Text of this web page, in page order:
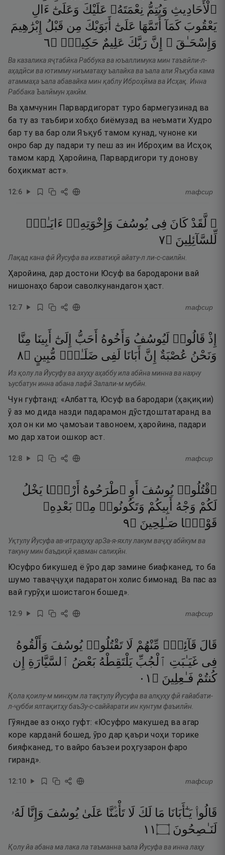
ٱلْأَحَادِيثِ وَيُتِمُّ نِعْمَتَهُۥ عَلَيْكَ وَعَلَىٰٓ ءَالِ
يَعْقُوبَ كَمَآ أَتَمَّهَا عَلَىٰٓ أَبَوَيْكَ مِن قَبْلُ إِبْرَٰهِيمَ
وَإِسْحَـٰقَ ۚ
إِنَّ رَبَّكَ عَلِيمٌ حَكِيمٌۭ ۝٦
Ва казалика яҷтабӣка Раббука ва юъаллимука мин таъвӣли-л-
аҳадӣси ва ютимму ниъматаҳу ъалайка ва ъала али Яъқуба кама
атаммаҳа ъала абавайка мин қаблу Иброҳӣма ва Исҳақ. Инна
Раббака Ъалӣмун ҳакӣм.
Ва ҳамчунин Парвардигорат туро бармегузинад ва
ба ту аз таъбири хобҳо биёмузад ва неъмати Худро
бар ту ва бар оли Яъқуб тамом кунад, чуноне ки
онро бар ду падари ту пеш аз ин Иброҳим ва Исҳоқ
тамом кард. Ҳаройина, Парвардигори ту донову
боҳикмат аст».
12:6 тафсир
۞ لَّقَدْ كَانَ فِى يُوسُفَ وَإِخْوَتِهِۦٓ ءَايَـٰتٌۭ
لِّلسَّآئِلِينَ ۝٧
Лақад кана фӣ Йусуфа ва ихватиҳӣ айату-л ли-с-саилӣн.
Ҳаройина, дар достони Юсуф ва бародарони вай
нишонаҳо барои саволкунандагон ҳаст.
12:7 тафсир
إِذْ قَالُوا۟ لَيُوسُفُ وَأَخُوهُ أَحَبُّ إِلَىٰٓ أَبِينَا مِنَّا
وَنَحْنُ عُصْبَةٌ إِنَّ أَبَانَا لَفِى ضَلَـٰلٍۢ مُّبِينٍ ۝٨
Из қолу ла Йусуфу ва ахуҳу аҳаббу ила абӣна минна ва наҳну
ъусбатун инна абана лафӣ Залали-м мубӣн.
Чун гуфтанд: «Албатта, Юсуф ва бародари (ҳақиқии)
ӯ аз мо дида назди падарамон дӯстдоштатаранд ва
ҳол он ки мо ҷамоъаи тавоноем, ҳаройина, падари
мо дар хатои ошкор аст.
12:8 тафсир
ٱقْتُلُوا۟ يُوسُفَ أَوِ ٱطْرَحُوهُ أَرْضًۭا يَخْلُ
لَكُمْ وَجْهُ أَبِيكُمْ وَتَكُونُوا۟ مِنۢ بَعْدِهِۦ
قَوْمًۭا صَـٰلِحِينَ ۝٩
Уқтулу Йусуфа ав-итраҳуҳу арЗа-я-яхлу лакум ваҷҳу абӣкум ва
такуну мин баъдиҳӣ қавман салиҳӣн.
Юсуфро бикушед ё ӯро дар замине биафканед, то ба
шумо таваҷҷуҳи падаратон холис бимонад. Ва пас аз
вай гурӯҳи шоистагон бошед».
12:9 тафсир
قَالَ قَآئِلٌۭ مِّنْهُمْ لَا تَقْتُلُوا۟ يُوسُفَ وَأَلْقُوهُ
فِى غَيَـٰبَتِ ٱلْجُبِّ يَلْتَقِطْهُ بَعْضُ ٱلسَّيَّارَةِ
إِن
كُنتُمْ فَـٰعِلِينَ ۝ ١٠
Қола қоилу-м минҳум ла тақтулу Йусуфа ва алқуҳу фӣ ғайабати-
л-ҷубби ялтақитҳу баъЗу-с-саййарати ин кунтум фаъилӣн.
Гӯяндае аз онҳо гуфт: «Юсуфро макушед ва агар
коре карданӣ бошед, ӯро дар қаъри чоҳи торике
бияфканед, то вайро баъзеи роҳгузарон фаро
гиранд».
12:10 тафсир
قَالُوا۟ يَـٰٓأَبَانَا مَا لَكَ لَا تَأْمَ۫نَّا عَلَىٰ يُوسُفَ وَإِنَّا لَهُۥ
لَنَـٰصِحُونَ ۝١١
Қолу йа абана ма лака ла таъманна ъала Йусуфа ва инна лаҳу